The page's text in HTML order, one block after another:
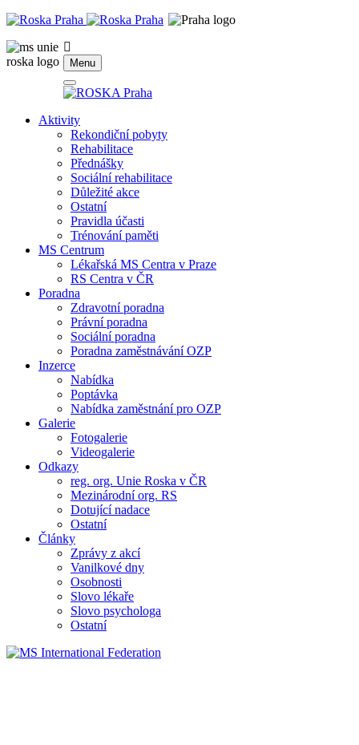
Menu
Aktivity
Rekondiční pobyty
Rehabilitace
Přednášky
Sociální rehabilitace
Důležité akce
Ostatní
Pravidla účasti
Trénování paměti
MS Centrum
Lékařská MS Centra v Praze
RS Centra v ČR
Poradna
Zdravotní poradna
Právní poradna
Sociální poradna
Poradna zaměstnávání OZP
Inzerce
Nabídka
Poptávka
Nabídka zaměstnání pro OZP
Galerie
Fotogalerie
Videogalerie
Odkazy
reg. org. Unie Roska v ČR
Mezinárodní org. RS
Dotující nadace
Ostatní
Články
Zprávy z akcí
Vanilkové dny
Osobnosti
Slovo lékaře
Slovo psychologa
Ostatní